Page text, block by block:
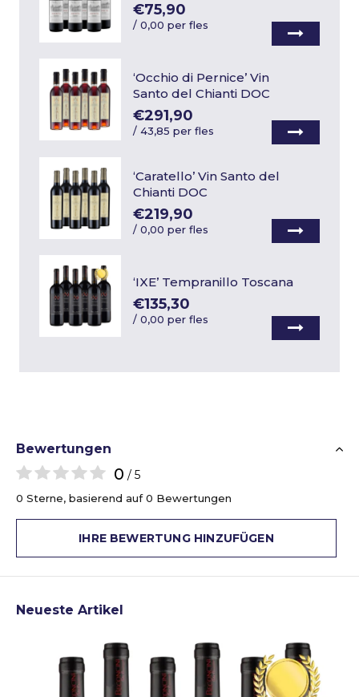
€75,90
/0,00 per fles
‘Occhio di Pernice’ Vin
Santo del Chianti DOC
€291,90
/43,85 per fles
‘Caratello’ Vin Santo del
Chianti DOC
€219,90
/0,00 per fles
‘IXE’ Tempranillo Toscana
€135,30
/0,00 per fles
Bewertungen
0 / 5
0 Sterne, basierend auf 0 Bewertungen
IHRE BEWERTUNG HINZUFÜGEN
Neueste Artikel